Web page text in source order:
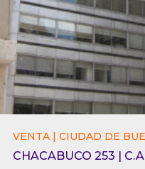
VENTA | CIUDAD DE
CHACABUCO 253 |